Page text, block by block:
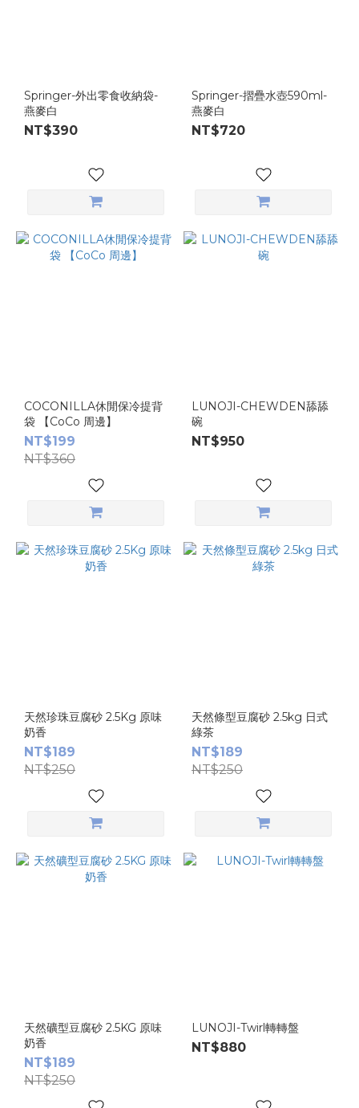
Springer-外出零食收納袋-
燕麥白
NT$390
Springer-摺疊水壺590ml-
燕麥白
NT$720
COCONILLA休閒保冷提背
袋 【CoCo 周邊】
NT$199
NT$360
LUNOJI-CHEWDEN舔舔
碗
NT$950
天然珍珠豆腐砂 2.5Kg 原味
奶香
NT$189
NT$250
天然條型豆腐砂 2.5kg 日式
綠茶
NT$189
NT$250
天然礦型豆腐砂 2.5KG 原味
奶香
NT$189
NT$250
LUNOJI-Twirl轉轉盤
NT$880